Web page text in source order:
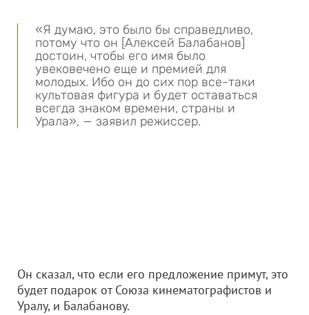
«Я думаю, это было бы справедливо,
потому что он [Алексей Балабанов]
достоин, чтобы его имя было
увековечено еще и премией для
молодых. Ибо он до сих пор все-таки
культовая фигура и будет оставаться
всегда знаком времени, страны и
Урала», — заявил режиссер.
Он сказал, что если его предложение примут, это
будет подарок от Союза кинематографистов и
Уралу, и Балабанову.